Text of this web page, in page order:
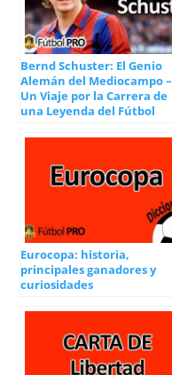
Bernd Schuster: El Genio
Alemán del Mediocampo –
Un Viaje por la Carrera de
una Leyenda del Fútbol
Eurocopa: historia,
principales ganadores y
curiosidades